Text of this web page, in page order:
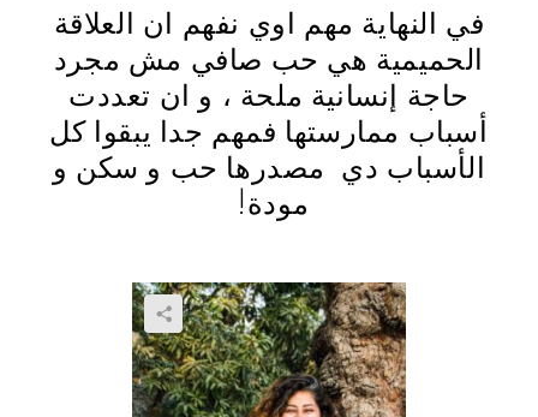
في النهاية مهم اوي نفهم ان العلاقة
الحميمية هي حب صافي مش مجرد
حاجة إنسانية ملحة ، و ان تعددت
أسباب ممارستها فمهم جدا يبقوا كل
الأسباب دي مصدرها حب و سكن و
مودة!